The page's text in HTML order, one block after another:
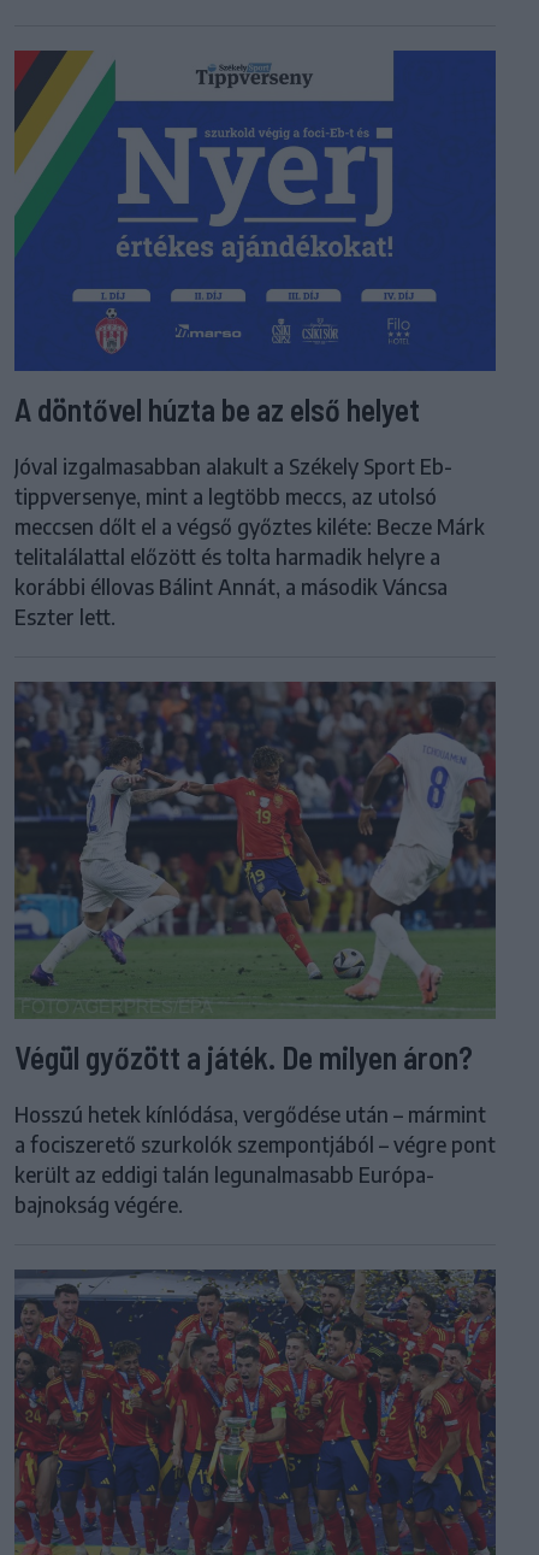
A döntővel húzta be az első helyet
Jóval izgalmasabban alakult a Székely Sport Eb-
tippversenye, mint a legtöbb meccs, az utolsó
meccsen dőlt el a végső győztes kiléte: Becze Márk
telitalálattal előzött és tolta harmadik helyre a
korábbi éllovas Bálint Annát, a második Váncsa
Eszter lett.
Végül győzött a játék. De milyen áron?
Hosszú hetek kínlódása, vergődése után – mármint
a fociszerető szurkolók szempontjából – végre pont
került az eddigi talán legunalmasabb Európa-
bajnokság végére.